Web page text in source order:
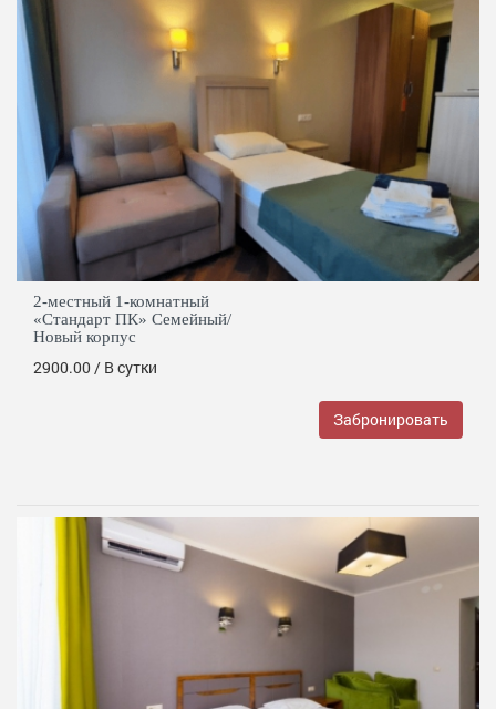
2-местный 1-комнатный
«Стандарт ПК» Семейный/
Новый корпус
2900.00 / В сутки
Забронировать